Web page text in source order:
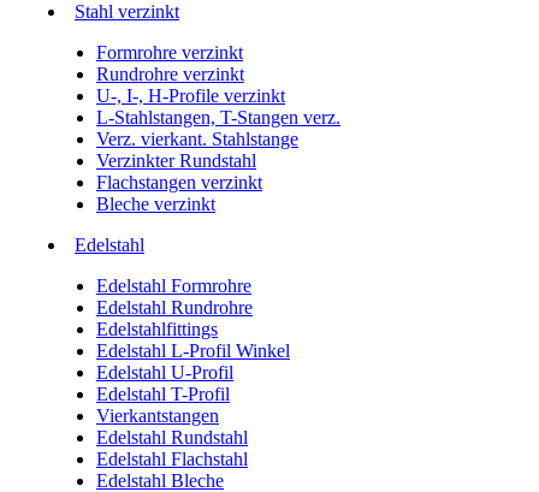
Stahl verzinkt
Formrohre verzinkt
Rundrohre verzinkt
U-, I-, H-Profile verzinkt
L-Stahlstangen, T-Stangen verz.
Verz. vierkant. Stahlstange
Verzinkter Rundstahl
Flachstangen verzinkt
Bleche verzinkt
Edelstahl
Edelstahl Formrohre
Edelstahl Rundrohre
Edelstahlfittings
Edelstahl L-Profil Winkel
Edelstahl U-Profil
Edelstahl T-Profil
Vierkantstangen
Edelstahl Rundstahl
Edelstahl Flachstahl
Edelstahl Bleche